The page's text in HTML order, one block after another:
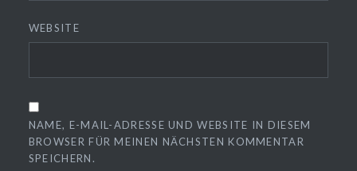
WEBSITE
NAME, E-MAIL-ADRESSE UND WEBSITE IN DIESEM
BROWSER FÜR MEINEN NÄCHSTEN KOMMENTAR
SPEICHERN.